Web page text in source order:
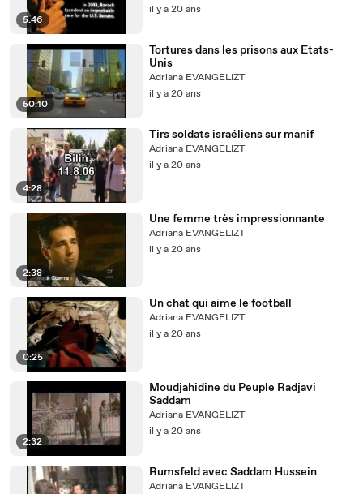
5:46
il y a 20 ans
50:10
Tortures dans les prisons aux Etats-
Unis
Adriana EVANGELIZT
il y a 20 ans
4:28
Tirs soldats israéliens sur manif
Adriana EVANGELIZT
il y a 20 ans
2:38
Une femme très impressionnante
Adriana EVANGELIZT
il y a 20 ans
0:25
Un chat qui aime le football
Adriana EVANGELIZT
il y a 20 ans
2:32
Moudjahidine du Peuple Radjavi
Saddam
Adriana EVANGELIZT
il y a 20 ans
Rumsfeld avec Saddam Hussein
Adriana EVANGELIZT